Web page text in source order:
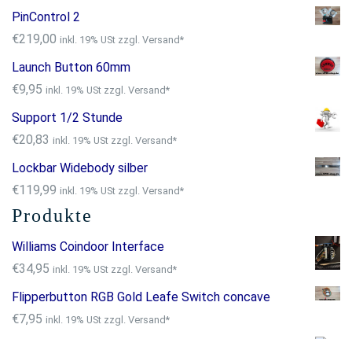
PinControl 2
€219,00 inkl. 19% USt zzgl. Versand*
Launch Button 60mm
€9,95 inkl. 19% USt zzgl. Versand*
Support 1/2 Stunde
€20,83 inkl. 19% USt zzgl. Versand*
Lockbar Widebody silber
€119,99 inkl. 19% USt zzgl. Versand*
Produkte
Williams Coindoor Interface
€34,95 inkl. 19% USt zzgl. Versand*
Flipperbutton RGB Gold Leafe Switch concave
€7,95 inkl. 19% USt zzgl. Versand*